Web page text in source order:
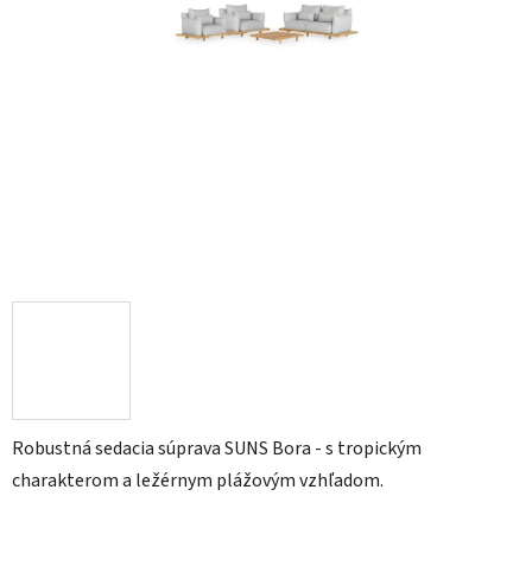
Robustná sedacia súprava SUNS Bora - s tropickým
charakterom a ležérnym plážovým vzhľadom.